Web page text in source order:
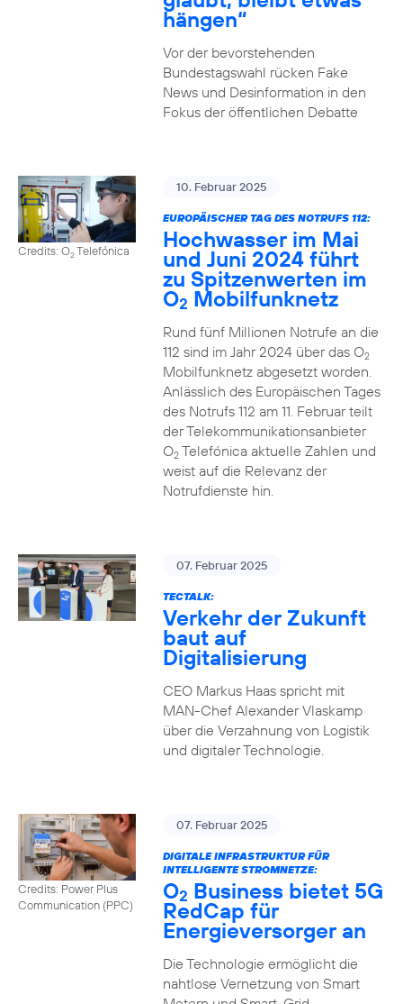
hängen“
Vor der bevorstehenden
Bundestagswahl rücken Fake
News und Desinformation in den
Fokus der öffentlichen Debatte
Credits: O2Telefónica
10. Februar 2025
EUROPÄISCHER TAG DES NOTRUFS 112:
Hochwasser im Mai
und Juni 2024 führt
zu Spitzenwerten im
O2 Mobilfunknetz
Rund fünf Millionen Notrufe an die
112 sind im Jahr 2024 über das O2
Mobilfunknetz abgesetzt worden.
Anlässlich des Europäischen Tages
des Notrufs 112 am 11. Februar teilt
der Telekommunikationsanbieter
O2Telefónica aktuelle Zahlen und
weist auf die Relevanz der
Notrufdienste hin.
07. Februar 2025
TECTALK:
Verkehr der Zukunft
baut auf
Digitalisierung
CEO Markus Haas spricht mit
MAN-Chef Alexander Vlaskamp
über die Verzahnung von Logistik
und digitaler Technologie.
Credits: Power Plus
Communication (PPC)
07. Februar 2025
DIGITALE INFRASTRUKTUR FÜR
INTELLIGENTE STROMNETZE:
O2 Business bietet 5G
RedCap für
Energieversorger an
Die Technologie ermöglicht die
nahtlose Vernetzung von Smart